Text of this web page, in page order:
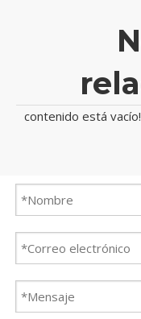
contenido está vacío!